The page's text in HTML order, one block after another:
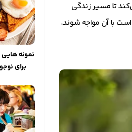
تا مسیر زندگی
با آن مواجه شوند،
نمونه هایی
برای